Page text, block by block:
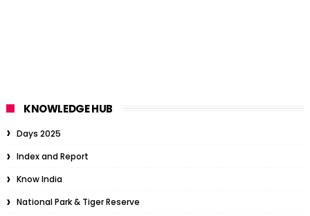
KNOWLEDGE HUB
Days 2025
Index and Report
Know India
National Park & Tiger Reserve